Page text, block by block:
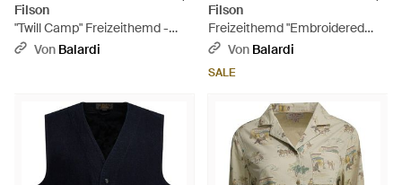
Filson
"Twill Camp" Freizeithemd -
Mehrfarbig
Von Balardi
Filson
Freizeithemd "Embroidered
Western". - Natur
Von Balardi
SALE